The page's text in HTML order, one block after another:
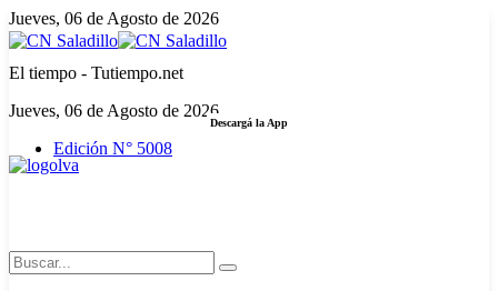
Jueves, 06 de Agosto de 2026
El tiempo - Tutiempo.net
Jueves, 06 de Agosto de 2026
Edición N° 5008
Descargá la App